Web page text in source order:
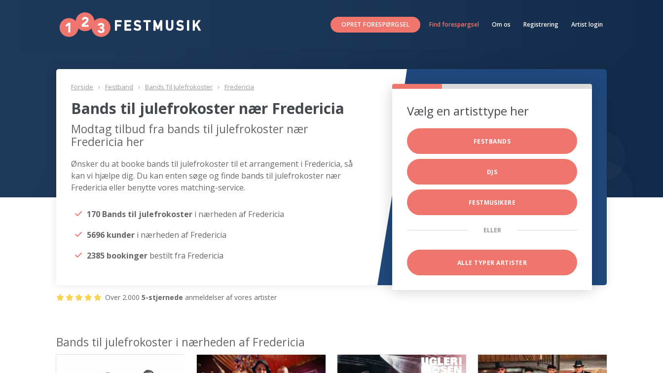
OPRET FORESPØRGSEL Find forespørgsel Om os Registrering Artist login
Forside Festband Bands Til Julefrokoster Fredericia
Bands til julefrokoster nær Fredericia
Modtag tilbud fra bands til julefrokoster nær
Fredericia her
Ønsker du at booke bands til julefrokoster til et arrangement i Fredericia, så
kan vi hjælpe dig. Du kan enten søge og finde bands til julefrokoster nær
Fredericia eller benytte vores matching-service.
170 Bands til julefrokoster i nærheden af Fredericia
5696 kunder i nærheden af Fredericia
2385 bookinger bestilt fra Fredericia
Vælg en artisttype her
FESTBANDS
DJS
FESTMUSIKERE
ELLER
ALLE TYPER ARTISTER
Over 2.000 5-stjernede anmeldelser af vores artister
Bands til julefrokoster i nærheden af Fredericia